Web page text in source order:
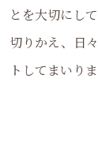
とを大切にし
切りかえ、日
トしてまいりま